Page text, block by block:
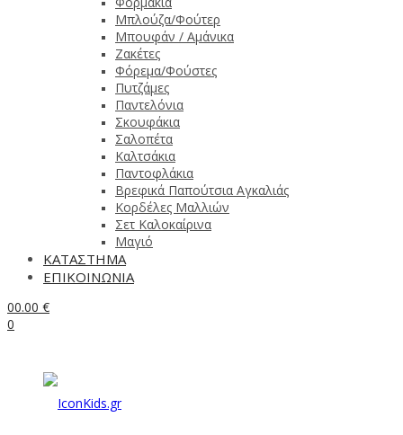
Μπλούζα/Φούτερ
Μπουφάν / Αμάνικα
Ζακέτες
Φόρεμα/Φούστες
Πυτζάμες
Παντελόνια
Σκουφάκια
Σαλοπέτα
Καλτσάκια
Παντοφλάκια
Βρεφικά Παπούτσια Αγκαλιάς
Κορδέλες Μαλλιών
Σετ Καλοκαίρινα
Μαγιό
ΚΑΤΑΣΤΗΜΑ
ΕΠΙΚΟΙΝΩΝΙΑ
00.00 €
0